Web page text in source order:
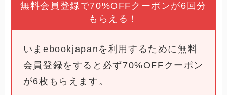
無料会員登録で70%OFFクーポンが6回分
もらえる！
いまebookjapanを利用するために無料
会員登録をすると必ず70%OFFクーポン
が6枚もらえます。